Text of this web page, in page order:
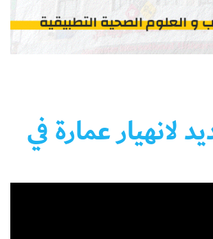
لانهيار عمارة في